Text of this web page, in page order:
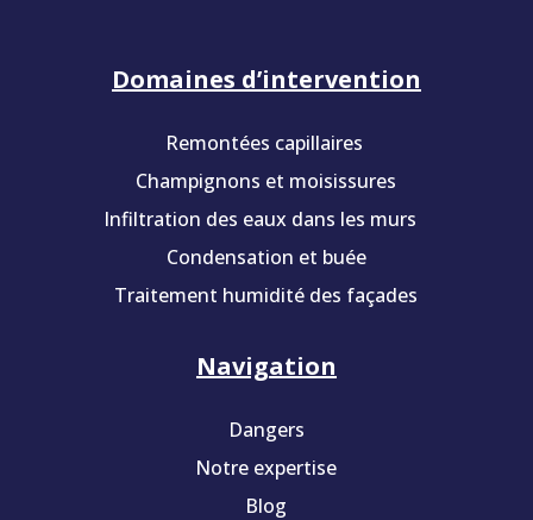
Domaines d’intervention
Remontées capillaires
Champignons et moisissures
Infiltration des eaux dans les murs
Condensation et buée
Traitement humidité des façades
Navigation
Dangers
Notre expertise
Blog